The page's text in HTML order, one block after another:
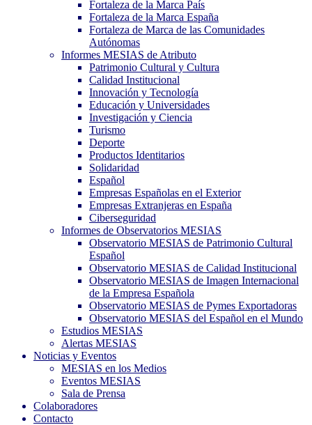
Fortaleza de la Marca País
Fortaleza de la Marca España
Fortaleza de Marca de las Comunidades
Autónomas
Informes MESIAS de Atributo
Patrimonio Cultural y Cultura
Calidad Institucional
Innovación y Tecnología
Educación y Universidades
Investigación y Ciencia
Turismo
Deporte
Productos Identitarios
Solidaridad
Español
Empresas Españolas en el Exterior
Empresas Extranjeras en España
Ciberseguridad
Informes de Observatorios MESIAS
Observatorio MESIAS de Patrimonio Cultural
Español
Observatorio MESIAS de Calidad Institucional
Observatorio MESIAS de Imagen Internacional
de la Empresa Española
Observatorio MESIAS de Pymes Exportadoras
Observatorio MESIAS del Español en el Mundo
Estudios MESIAS
Alertas MESIAS
Noticias y Eventos
MESIAS en los Medios
Eventos MESIAS
Sala de Prensa
Colaboradores
Contacto